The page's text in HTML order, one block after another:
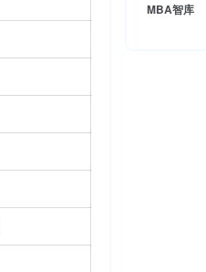
MBA智库